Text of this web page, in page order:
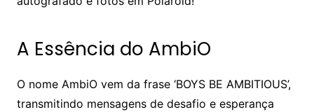
A Essência do AmbiO
O nome AmbiO vem da frase ‘BOYS BE AMBITIOUS’,
transmitindo mensagens de desafio e esperança